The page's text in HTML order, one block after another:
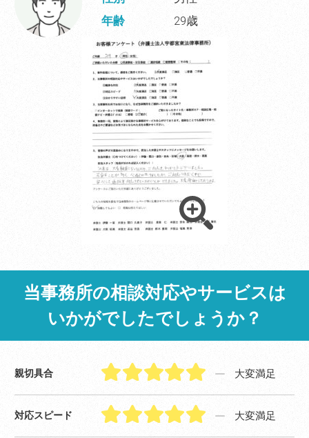
事務所紹介/MAP
メール相談はこちら
LINE相談はこちら
閉じる
年齢
29歳
当事務所の相談対応やサービスは
いかがでしたでしょうか？
親切具合 大変満足
対応スピード 大変満足